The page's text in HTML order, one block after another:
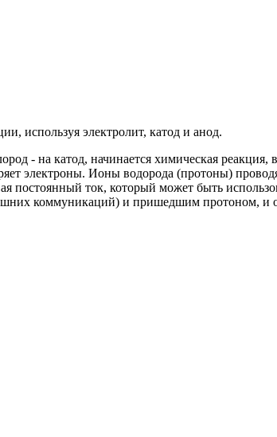
используя электролит, катод и анод.
- на катод, начинается химическая реакция, в
электроны. Ионы водорода (протоны)
постоянный ток, который может быть
коммуникаций) и пришедшим протоном, и